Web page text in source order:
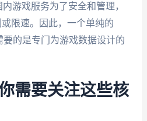
游戏服务为了安全和管理，
限速。因此，一个单纯的
的是专门为游戏数据设计的
需要关注这些核